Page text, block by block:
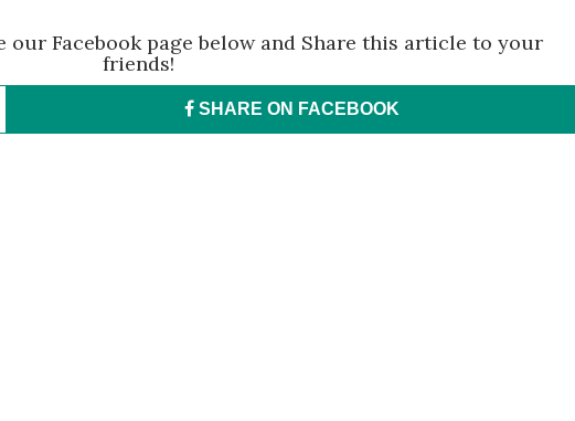
our Facebook page below and Share this article to your
friends!
SHARE ON FACEBOOK